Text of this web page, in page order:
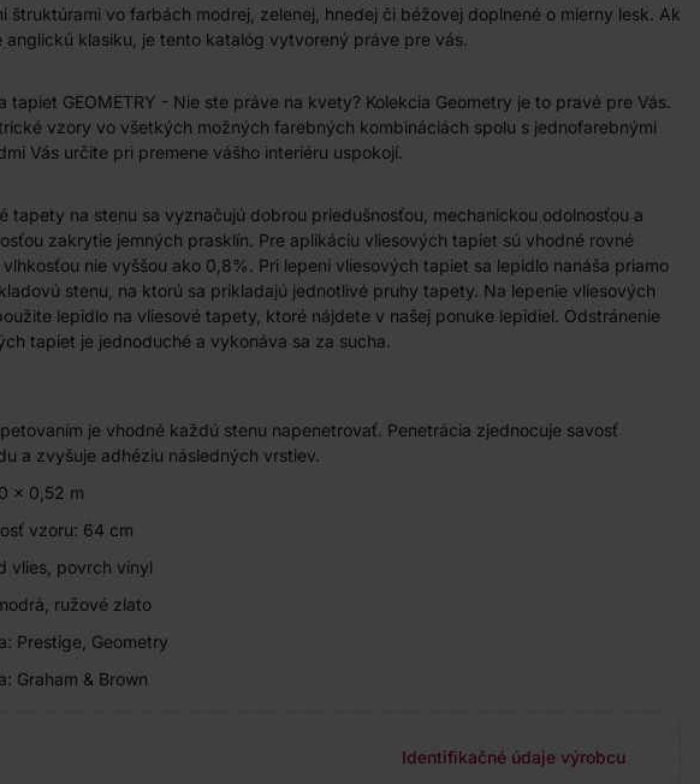
štruktúrami vo farbách modrej, zelenej, hnedej či béžovej doplnené o mierny lesk. Ak
anglickú klasiku, je tento katalóg vytvorený práve pre vás.
tapiet GEOMETRY - Nie ste práve na kvety? Kolekcia Geometry je to pravé pre Vás.
vzory vo všetkých možných farebných kombináciách spolu s jednofarebnými
Vás určite pri premene vášho interiéru uspokojí.
tapety na stenu sa vyznačujú dobrou priedušnosťou, mechanickou odolnosťou a
zakrytie jemných prasklín. Pre aplikáciu vliesových tapiet sú vhodné rovné
vlhkosťou nie vyššou ako 0,8%. Pri lepení vliesových tapiet sa lepidlo nanáša priamo
stenu, na ktorú sa prikladajú jednotlivé pruhy tapety. Na lepenie vliesových
lepidlo na vliesové tapety, ktoré nájdete v našej ponuke lepidiel. Odstránenie
tapiet je jednoduché a vykonáva sa za sucha.
je vhodné každú stenu napenetrovať. Penetrácia zjednocuje savosť
a zvyšuje adhéziu následných vrstiev.
× 0,52 m
vzoru: 64 cm
vlies, povrch vinyl
ružové zlato
Prestige, Geometry
Graham & Brown
Identifikačné údaje výrobcu